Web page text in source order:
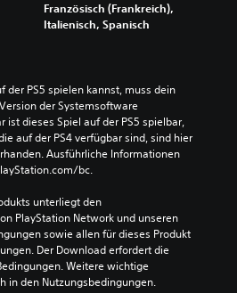
Französisch (Frankreich),
Italienisch, Spanisch
der PS5 spielen kannst, muss dein
der Systemsoftware
ist dieses Spiel auf der PS5 spielbar,
auf der PS4 verfügbar sind, sind hier
Ausführliche Informationen
bc.
unterliegt den
PlayStation Network und unseren
sowie allen für dieses Produkt
Der Download erfordert die
Weitere wichtige
in den Nutzungsbedingungen.